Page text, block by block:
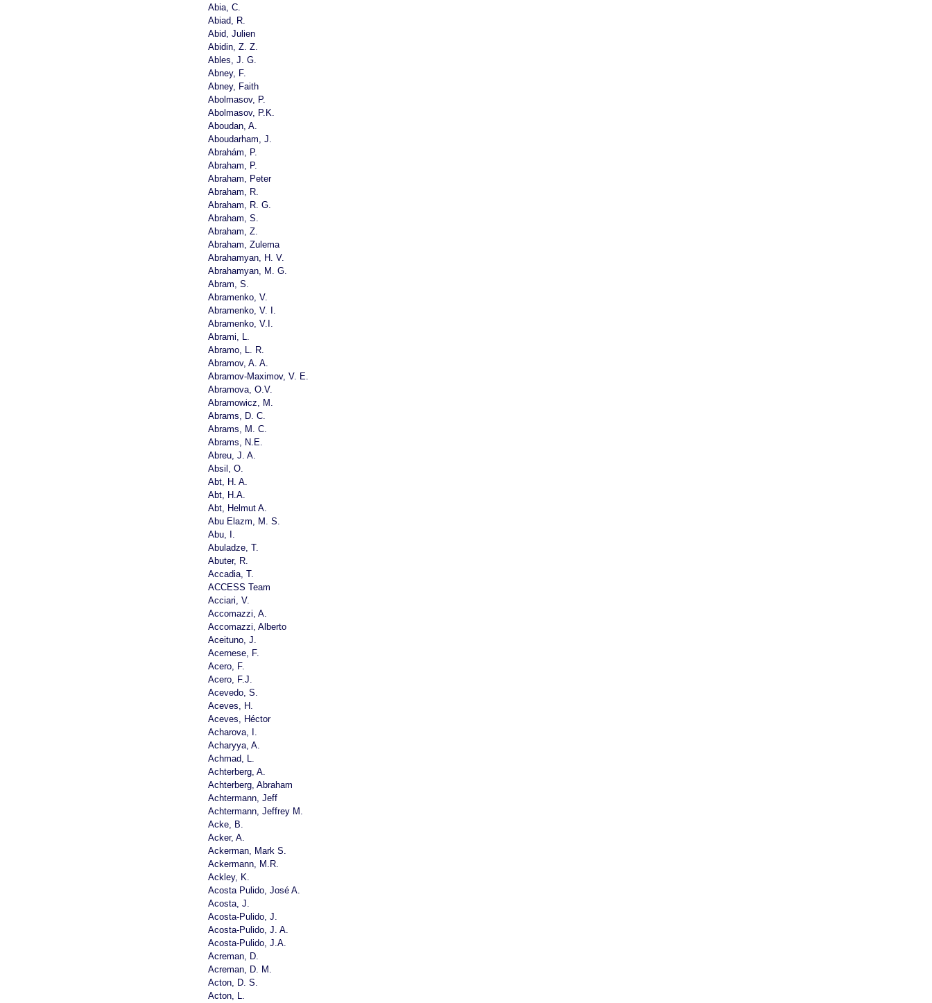
Abia, C.
Abiad, R.
Abid, Julien
Abidin, Z. Z.
Ables, J. G.
Abney, F.
Abney, Faith
Abolmasov, P.
Abolmasov, P.K.
Aboudan, A.
Aboudarham, J.
Abrahám, P.
Abraham, P.
Abraham, Peter
Abraham, R.
Abraham, R. G.
Abraham, S.
Abraham, Z.
Abraham, Zulema
Abrahamyan, H. V.
Abrahamyan, M. G.
Abram, S.
Abramenko, V.
Abramenko, V. I.
Abramenko, V.I.
Abrami, L.
Abramo, L. R.
Abramov, A. A.
Abramov-Maximov, V. E.
Abramova, O.V.
Abramowicz, M.
Abrams, D. C.
Abrams, M. C.
Abrams, N.E.
Abreu, J. A.
Absil, O.
Abt, H. A.
Abt, H.A.
Abt, Helmut A.
Abu Elazm, M. S.
Abu, I.
Abuladze, T.
Abuter, R.
Accadia, T.
ACCESS Team
Acciari, V.
Accomazzi, A.
Accomazzi, Alberto
Aceituno, J.
Acernese, F.
Acero, F.
Acero, F.J.
Acevedo, S.
Aceves, H.
Aceves, Héctor
Acharova, I.
Acharyya, A.
Achmad, L.
Achterberg, A.
Achterberg, Abraham
Achtermann, Jeff
Achtermann, Jeffrey M.
Acke, B.
Acker, A.
Ackerman, Mark S.
Ackermann, M.R.
Ackley, K.
Acosta Pulido, José A.
Acosta, J.
Acosta-Pulido, J.
Acosta-Pulido, J. A.
Acosta-Pulido, J.A.
Acreman, D.
Acreman, D. M.
Acton, D. S.
Acton, L.